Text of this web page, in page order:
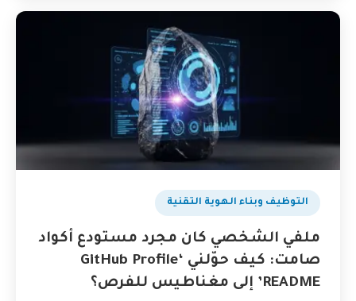
التوظيف وبناء الهوية التقنية
ملفي الشخصي كان مجرد مستودع أكواد
صامت: كيف حوّلني ‘GitHub Profile
README’ إلى مغناطيس للفرص؟